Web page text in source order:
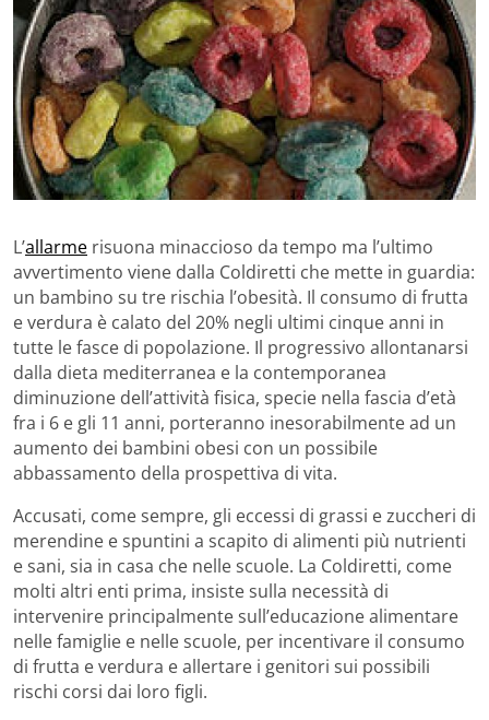
L’allarme risuona minaccioso da tempo ma l’ultimo
avvertimento viene dalla Coldiretti che mette in guardia:
un bambino su tre rischia l’obesità. Il consumo di frutta
e verdura è calato del 20% negli ultimi cinque anni in
tutte le fasce di popolazione. Il progressivo allontanarsi
dalla dieta mediterranea e la contemporanea
diminuzione dell’attività fisica, specie nella fascia d’età
fra i 6 e gli 11 anni, porteranno inesorabilmente ad un
aumento dei bambini obesi con un possibile
abbassamento della prospettiva di vita.
Accusati, come sempre, gli eccessi di grassi e zuccheri di
merendine e spuntini a scapito di alimenti più nutrienti
e sani, sia in casa che nelle scuole. La Coldiretti, come
molti altri enti prima, insiste sulla necessità di
intervenire principalmente sull’educazione alimentare
nelle famiglie e nelle scuole, per incentivare il consumo
di frutta e verdura e allertare i genitori sui possibili
rischi corsi dai loro figli.